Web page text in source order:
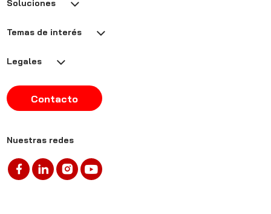
Soluciones
Temas de interés
Legales
Contacto
Nuestras redes